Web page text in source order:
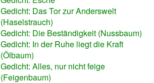
Gedicht: Das Tor zur Anderswelt
(Haselstrauch)
Gedicht: Die Beständigkeit (Nussbaum)
Gedicht: In der Ruhe liegt die Kraft
(Ölbaum)
Gedicht: Alles, nur nicht feige
(Feigenbaum)